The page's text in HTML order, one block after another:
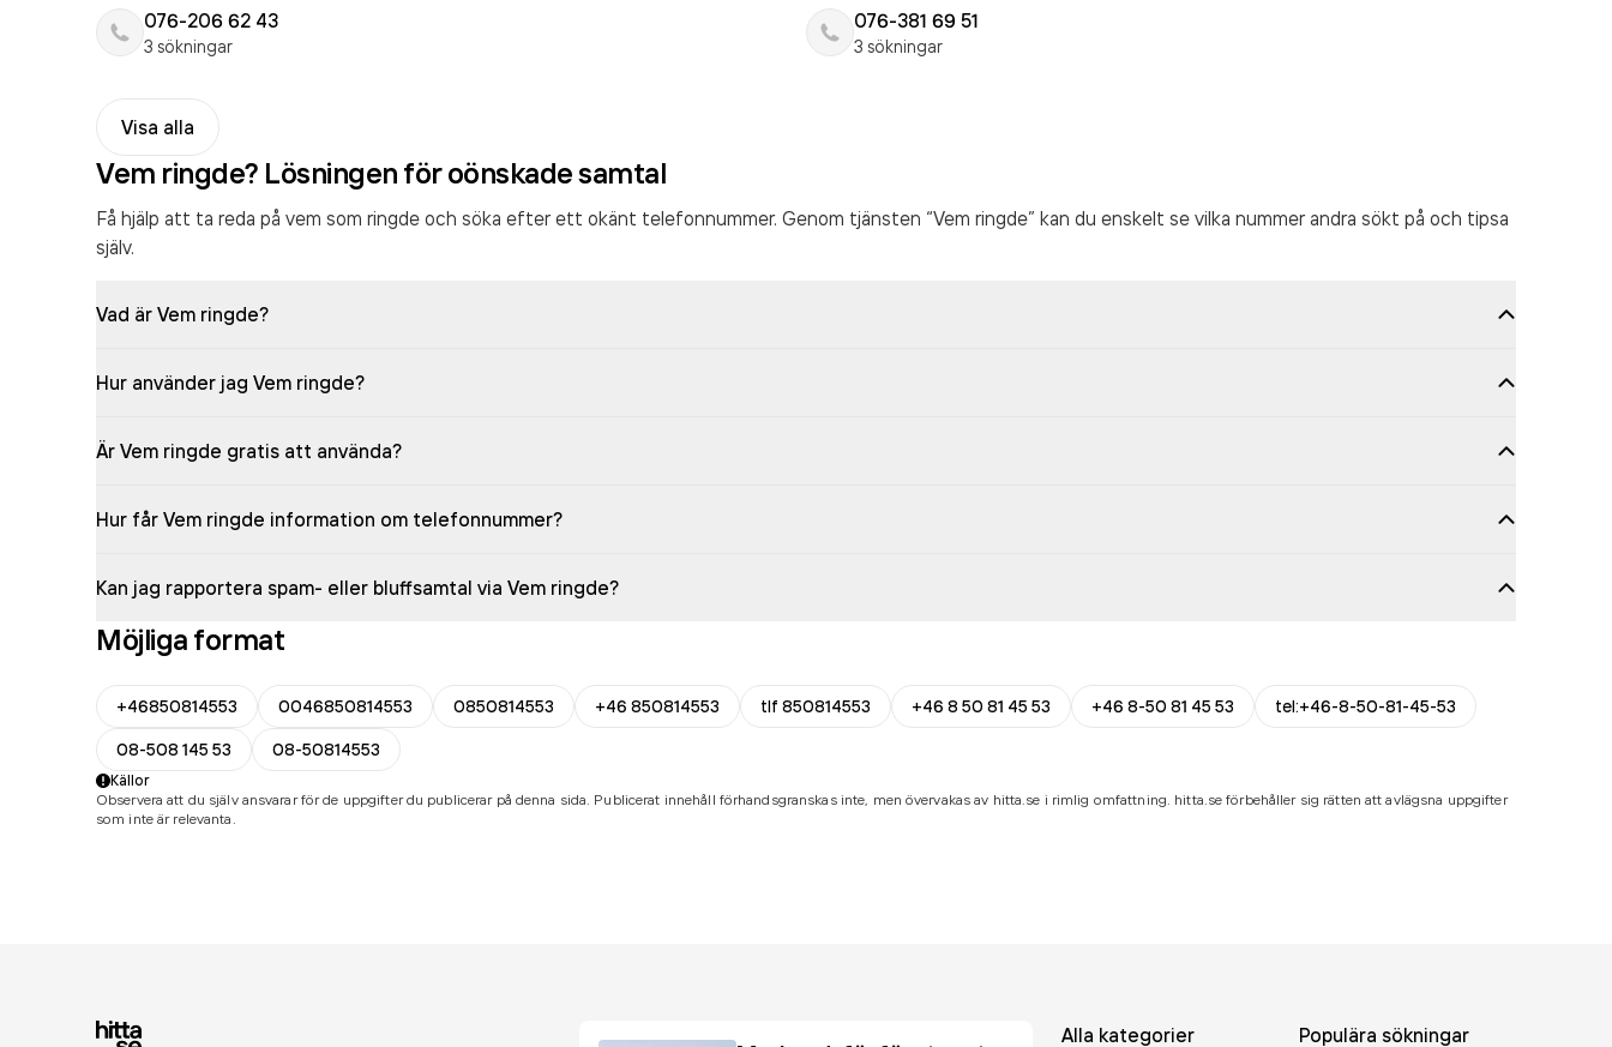
076-206 62 43
3 sökningar
076-381 69 51
3 sökningar
Visa alla
Vem ringde? Lösningen för oönskade samtal
Få hjälp att ta reda på vem som ringde och söka efter ett okänt telefonnummer. Genom tjänsten “Vem ringde” kan du enskelt se vilka nummer andra sökt på och tipsa
själv.
Vad är Vem ringde?
Hur använder jag Vem ringde?
Är Vem ringde gratis att använda?
Hur får Vem ringde information om telefonnummer?
Kan jag rapportera spam- eller bluffsamtal via Vem ringde?
Möjliga format
+46850814553 0046850814553 0850814553 +46 850814553 tlf 850814553 +46 8 50 81 45 53 +46 8-50 81 45 53
tel:+46-8-50-81-45-53
08-508 145 53
08-50814553
Källor
Observera att du själv ansvarar för de uppgifter du publicerar på denna sida. Publicerat innehåll förhandsgranskas inte, men övervakas av hitta.se i rimlig omfattning. hitta.se förbehåller sig rätten att avlägsna uppgifter
som inte är relevanta.
Alla kategorier Populära sökningar